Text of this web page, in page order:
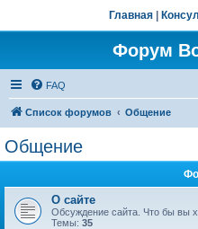
Главная
Форум
FAQ
Список форумов Общение
Общение
О сайте
Обсуждение сайта. Что бы вы
Темы: 35